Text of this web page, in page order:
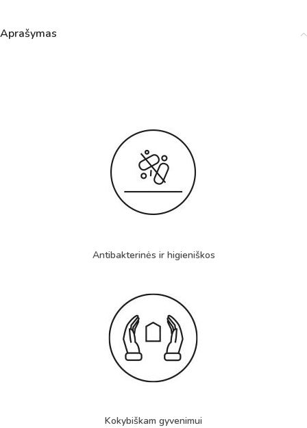
Aprašymas
Antibakterinės ir higieniškos
Kokybiškam gyvenimui